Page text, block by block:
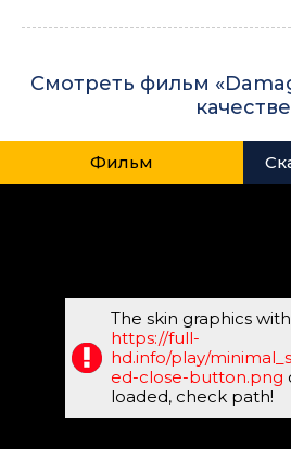
Смотреть фильм
качестве
Фильм
The skin graphics
https://full-
hd.info/play/
ed-close-button.png
loaded, check path!